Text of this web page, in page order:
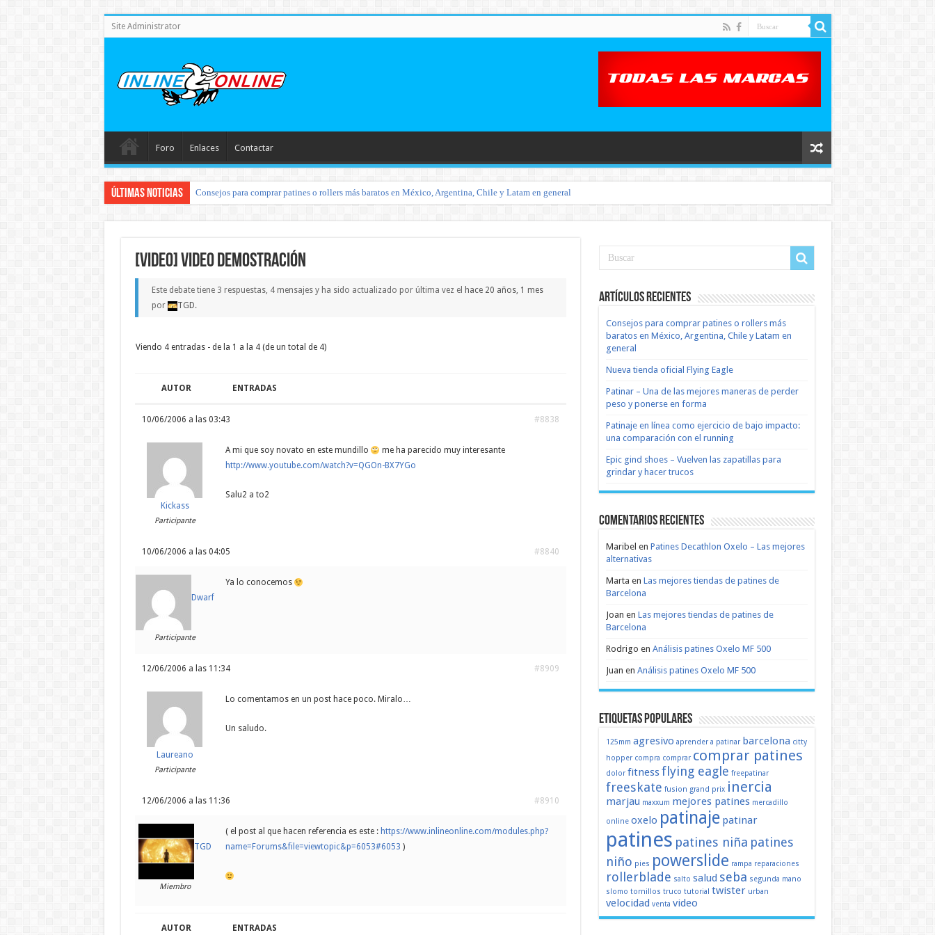
Site Administrator
Foro Enlaces Contactar
Últimas noticias Consejos para comprar patines o rollers más baratos en México, Argentina, Chile y Latam en general
[VIDEO] Video demostración
Este debate tiene 3 respuestas, 4 mensajes y ha sido actualizado por última vez el hace 20 años, 1 mes
por
TGD.
Viendo 4 entradas - de la 1 a la 4 (de un total de 4)
AUTOR ENTRADAS
10/06/2006 a las 03:43 #8838
Kickass
Participante
A mi que soy novato en este mundillo
me ha parecido muy interesante
http://www.youtube.com/watch?v=QGOn-BX7YGo
Salu2 a to2
10/06/2006 a las 04:05 #8840
Dwarf
Participante
Ya lo conocemos
12/06/2006 a las 11:34 #8909
Laureano
Participante
Lo comentamos en un post hace poco. Miralo…
Un saludo.
12/06/2006 a las 11:36 #8910
TGD
Miembro
( el post al que hacen referencia es este : https://www.inlineonline.com/modules.php?
name=Forums&file=viewtopic&p=6053#6053 )
AUTOR ENTRADAS
Artículos recientes
Consejos para comprar patines o rollers más
baratos en México, Argentina, Chile y Latam en
general
Nueva tienda oficial Flying Eagle
Patinar – Una de las mejores maneras de perder
peso y ponerse en forma
Patinaje en línea como ejercicio de bajo impacto:
una comparación con el running
Epic gind shoes – Vuelven las zapatillas para
grindar y hacer trucos
Comentarios recientes
Maribel en Patines Decathlon Oxelo – Las mejores
alternativas
Marta en Las mejores tiendas de patines de
Barcelona
Joan en Las mejores tiendas de patines de
Barcelona
Rodrigo en Análisis patines Oxelo MF 500
Juan en Análisis patines Oxelo MF 500
Etiquetas populares
125mm agresivo aprender a patinar barcelona citty
hopper compra comprar comprar patines
dolor fitnessflying eagle freepatinar
freeskate fusion grand prix inercia
marjau maxxum mejores patines mercadillo
online oxelo patinaje patinar
patines patines niña patines
niño pies powerslide rampa reparaciones
rollerblade salto salud seba segunda mano
slomo tornillos truco tutorial twister urban
velocidad venta video